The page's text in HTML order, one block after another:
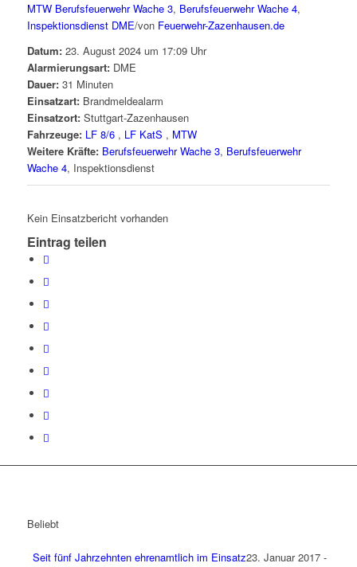
MTW Berufsfeuerwehr Wache 3, Berufsfeuerwehr Wache 4,
Inspektionsdienst DME/von Feuerwehr-Zazenhausen.de
Datum:23. August 2024 um 17:09 Uhr
Alarmierungsart:DME
Dauer:31 Minuten
Einsatzart:Brandmeldealarm
Einsatzort:Stuttgart-Zazenhausen
Fahrzeuge: LF 8/6 , LF KatS , MTW
Weitere Kräfte: Berufsfeuerwehr Wache 3, Berufsfeuerwehr
Wache 4, Inspektionsdienst
Kein Einsatzbericht vorhanden
Eintrag teilen
Beliebt
Seit fünf Jahrzehnten ehrenamtlich im Einsatz23. Januar 2017 -